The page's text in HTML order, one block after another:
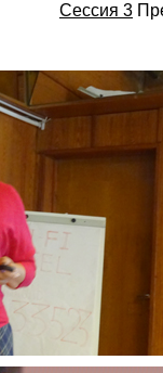
Сессия 3